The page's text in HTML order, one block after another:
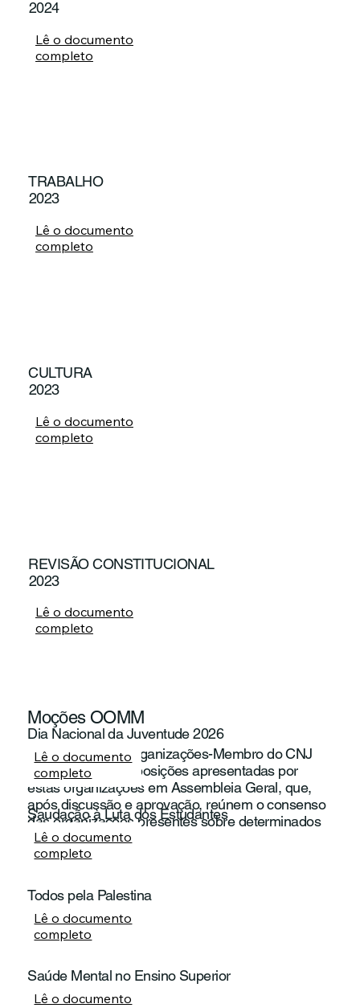
2024
Lê o documento
completo
TRABALHO
2023
Lê o documento
completo
CULTURA
2023
Lê o documento
completo
REVISÃO CONSTITUCIONAL
2023
Lê o documento
completo
Moções OOMM
As moções das Organizações-Membro do CNJ
são propostas ou posições apresentadas por
estas organizações em Assembleia Geral, que,
após discussão e aprovação, reúnem o consenso
das organizações presentes sobre determinados
temas.
Dia Nacional da Juventude 2026
Lê o documento
completo
Saudação à Luta dos Estudantes
Lê o documento
completo
Todos pela Palestina
Lê o documento
completo
Saúde Mental no Ensino Superior
Lê o documento